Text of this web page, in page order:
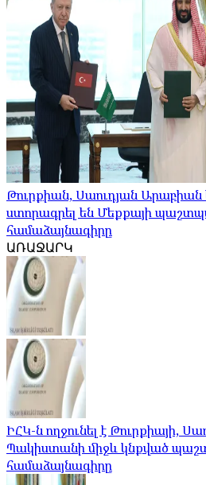
Թուրքիան, Սաուդյան
ստորագրել են Մեքքայի
համաձայնագիրը
ԱՌԱՋԱՐԿ
ԻՀԿ-ն ողջունել է Թուրքիայի,
Պակիստանի միջև կնքված
համաձայնագիրը